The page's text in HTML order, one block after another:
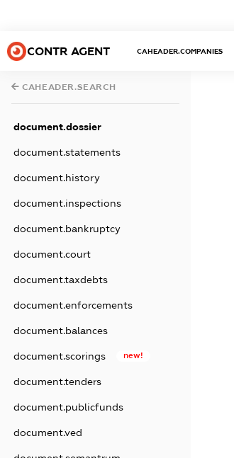
CONTR AGENT CAHEADER.COMPANIES
CAHEADER.SEARCH
document.dossier
document.statements
document.history
document.inspections
document.bankruptcy
document.court
document.taxdebts
document.enforcements
document.balances
document.scorings new!
document.tenders
document.publicfunds
document.ved